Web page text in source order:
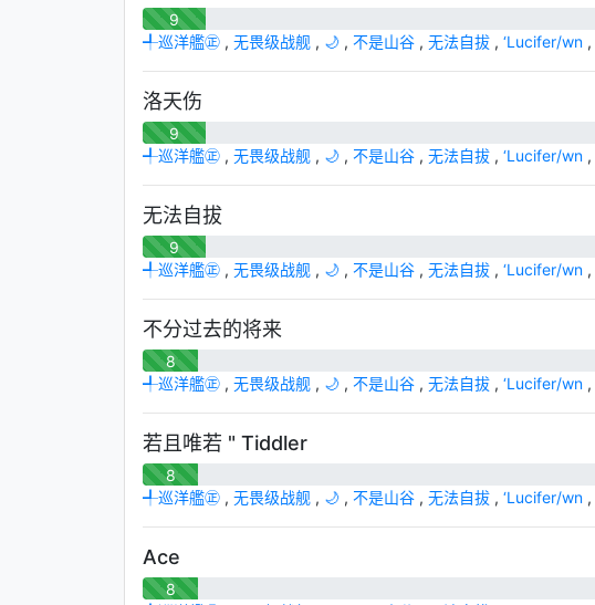
9
╃巡洋艦㊣ , 无畏级战舰 , 🌙 , 不是山谷 , 无法自拔 , ‘Lucifer/wn ,
洛天伤
9
╃巡洋艦㊣ , 无畏级战舰 , 🌙 , 不是山谷 , 无法自拔 , ‘Lucifer/wn ,
无法自拔
9
╃巡洋艦㊣ , 无畏级战舰 , 🌙 , 不是山谷 , 无法自拔 , ‘Lucifer/wn ,
不分过去的将来
8
╃巡洋艦㊣ , 无畏级战舰 , 🌙 , 不是山谷 , 无法自拔 , ‘Lucifer/wn ,
若且唯若 " Tiddler
8
╃巡洋艦㊣ , 无畏级战舰 , 🌙 , 不是山谷 , 无法自拔 , ‘Lucifer/wn ,
Ace
8